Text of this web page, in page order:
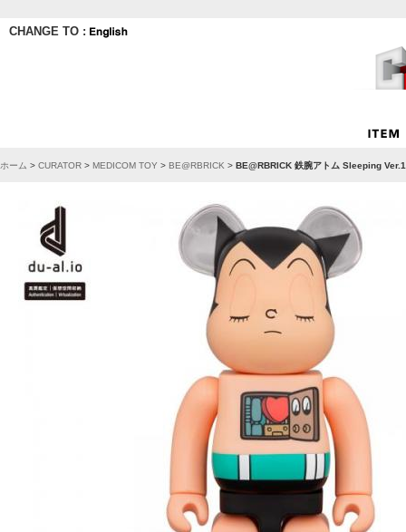
CHANGE TO :
ホーム > CURATOR > MEDICOM TOY > BE@RBRICK > BE@RBRICK 鉄腕アトム Sleeping